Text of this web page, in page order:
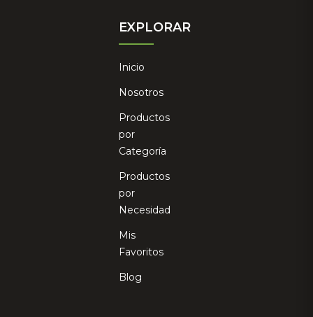
EXPLORAR
Inicio
Nosotros
Productos
por
Categoría
Productos
por
Necesidad
Mis
Favoritos
Blog